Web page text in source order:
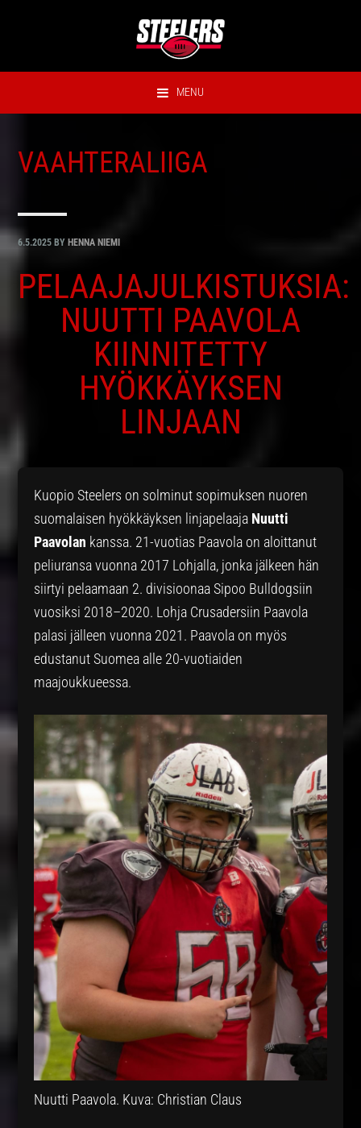
MENU
VAAHTERALIIGA
6.5.2025 BY HENNA NIEMI
PELAAJAJULKISTUKSIA:
NUUTTI PAAVOLA
KIINNITETTY
HYÖKKÄYKSEN
LINJAAN
Kuopio Steelers on solminut sopimuksen nuoren
suomalaisen hyökkäyksen linjapelaaja Nuutti
Paavolan kanssa. 21-vuotias Paavola on aloittanut
peliuransa vuonna 2017 Lohjalla, jonka jälkeen hän
siirtyi pelaamaan 2. divisioonaa Sipoo Bulldogsiin
vuosiksi 2018–2020. Lohja Crusadersiin Paavola
palasi jälleen vuonna 2021. Paavola on myös
edustanut Suomea alle 20-vuotiaiden
maajoukkueessa.
Nuutti Paavola. Kuva: Christian Claus